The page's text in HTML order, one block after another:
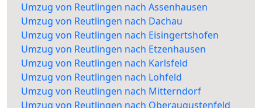
Umzug von Reutlingen nach Assenhausen
Umzug von Reutlingen nach Dachau
Umzug von Reutlingen nach Eisingertshofen
Umzug von Reutlingen nach Etzenhausen
Umzug von Reutlingen nach Karlsfeld
Umzug von Reutlingen nach Lohfeld
Umzug von Reutlingen nach Mitterndorf
Umzug von Reutlingen nach Oberaugustenfeld